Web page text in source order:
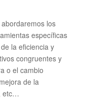
los
específicas
la eficiencia y
congruentes y
o el cambio
de la
etc…